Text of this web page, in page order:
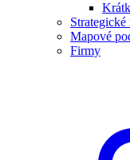
Mapové
Firmy